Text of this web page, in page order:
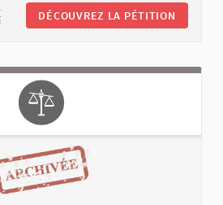
DÉCOUVREZ LA PÉTITION